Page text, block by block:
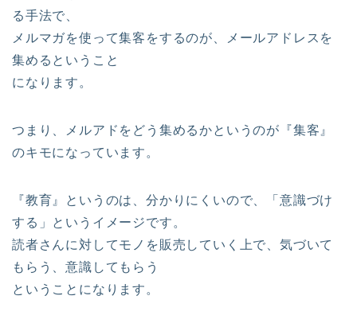
る手法で、
メルマガを使って集客をするのが、メールアドレスを
集めるということ
になります。
つまり、メルアドをどう集めるかというのが『集客』
のキモになっています。
『教育』というのは、分かりにくいので、「意識づけ
する」というイメージです。
読者さんに対してモノを販売していく上で、気づいて
もらう、意識してもらう
ということになります。